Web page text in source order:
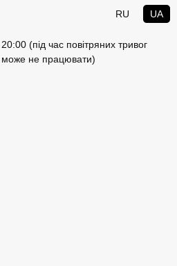
RU UA
(під час повітряних тривог
може не працювати)